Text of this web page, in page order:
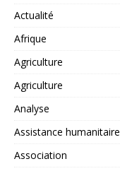
Actualité
Afrique
Agriculture
Agriculture
Analyse
Assistance humanitaire
Association